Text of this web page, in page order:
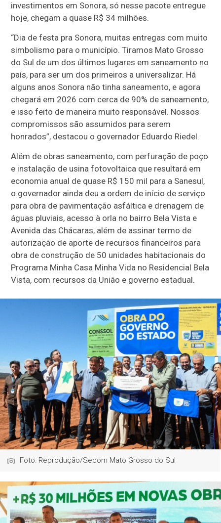
investimentos em Sonora, só nesse pacote entregue
hoje, chegam a quase R$ 34 milhões.
“Dia de festa pra Sonora, muitas entregas com muito
simbolismo para o município. Tiramos Mato Grosso
do Sul de um dos últimos lugares em saneamento no
país, para ser um dos primeiros a universalizar. Há
alguns anos Sonora não tinha saneamento, e agora
chegará em 2026 com cerca de 90% de saneamento,
e isso feito de maneira muito responsável. Nossos
compromissos são assumidos para serem
honrados”, destacou o governador Eduardo Riedel.
Além de obras saneamento, com perfuração de poço
e instalação de usina fotovoltaica que resultará em
economia anual de quase R$ 150 mil para a Sanesul,
o governador ainda deu a ordem de início de serviço
para obra de pavimentação asfáltica e drenagem de
águas pluviais, acesso à orla no bairro Bela Vista e
Avenida das Chácaras, além de assinar termo de
autorização de aporte de recursos financeiros para
obra de construção de 50 unidades habitacionais do
Programa Minha Casa Minha Vida no Residencial Bela
Vista, com recursos da União e governo estadual.
Foto: Reprodução/Secom Mato Grosso do Sul